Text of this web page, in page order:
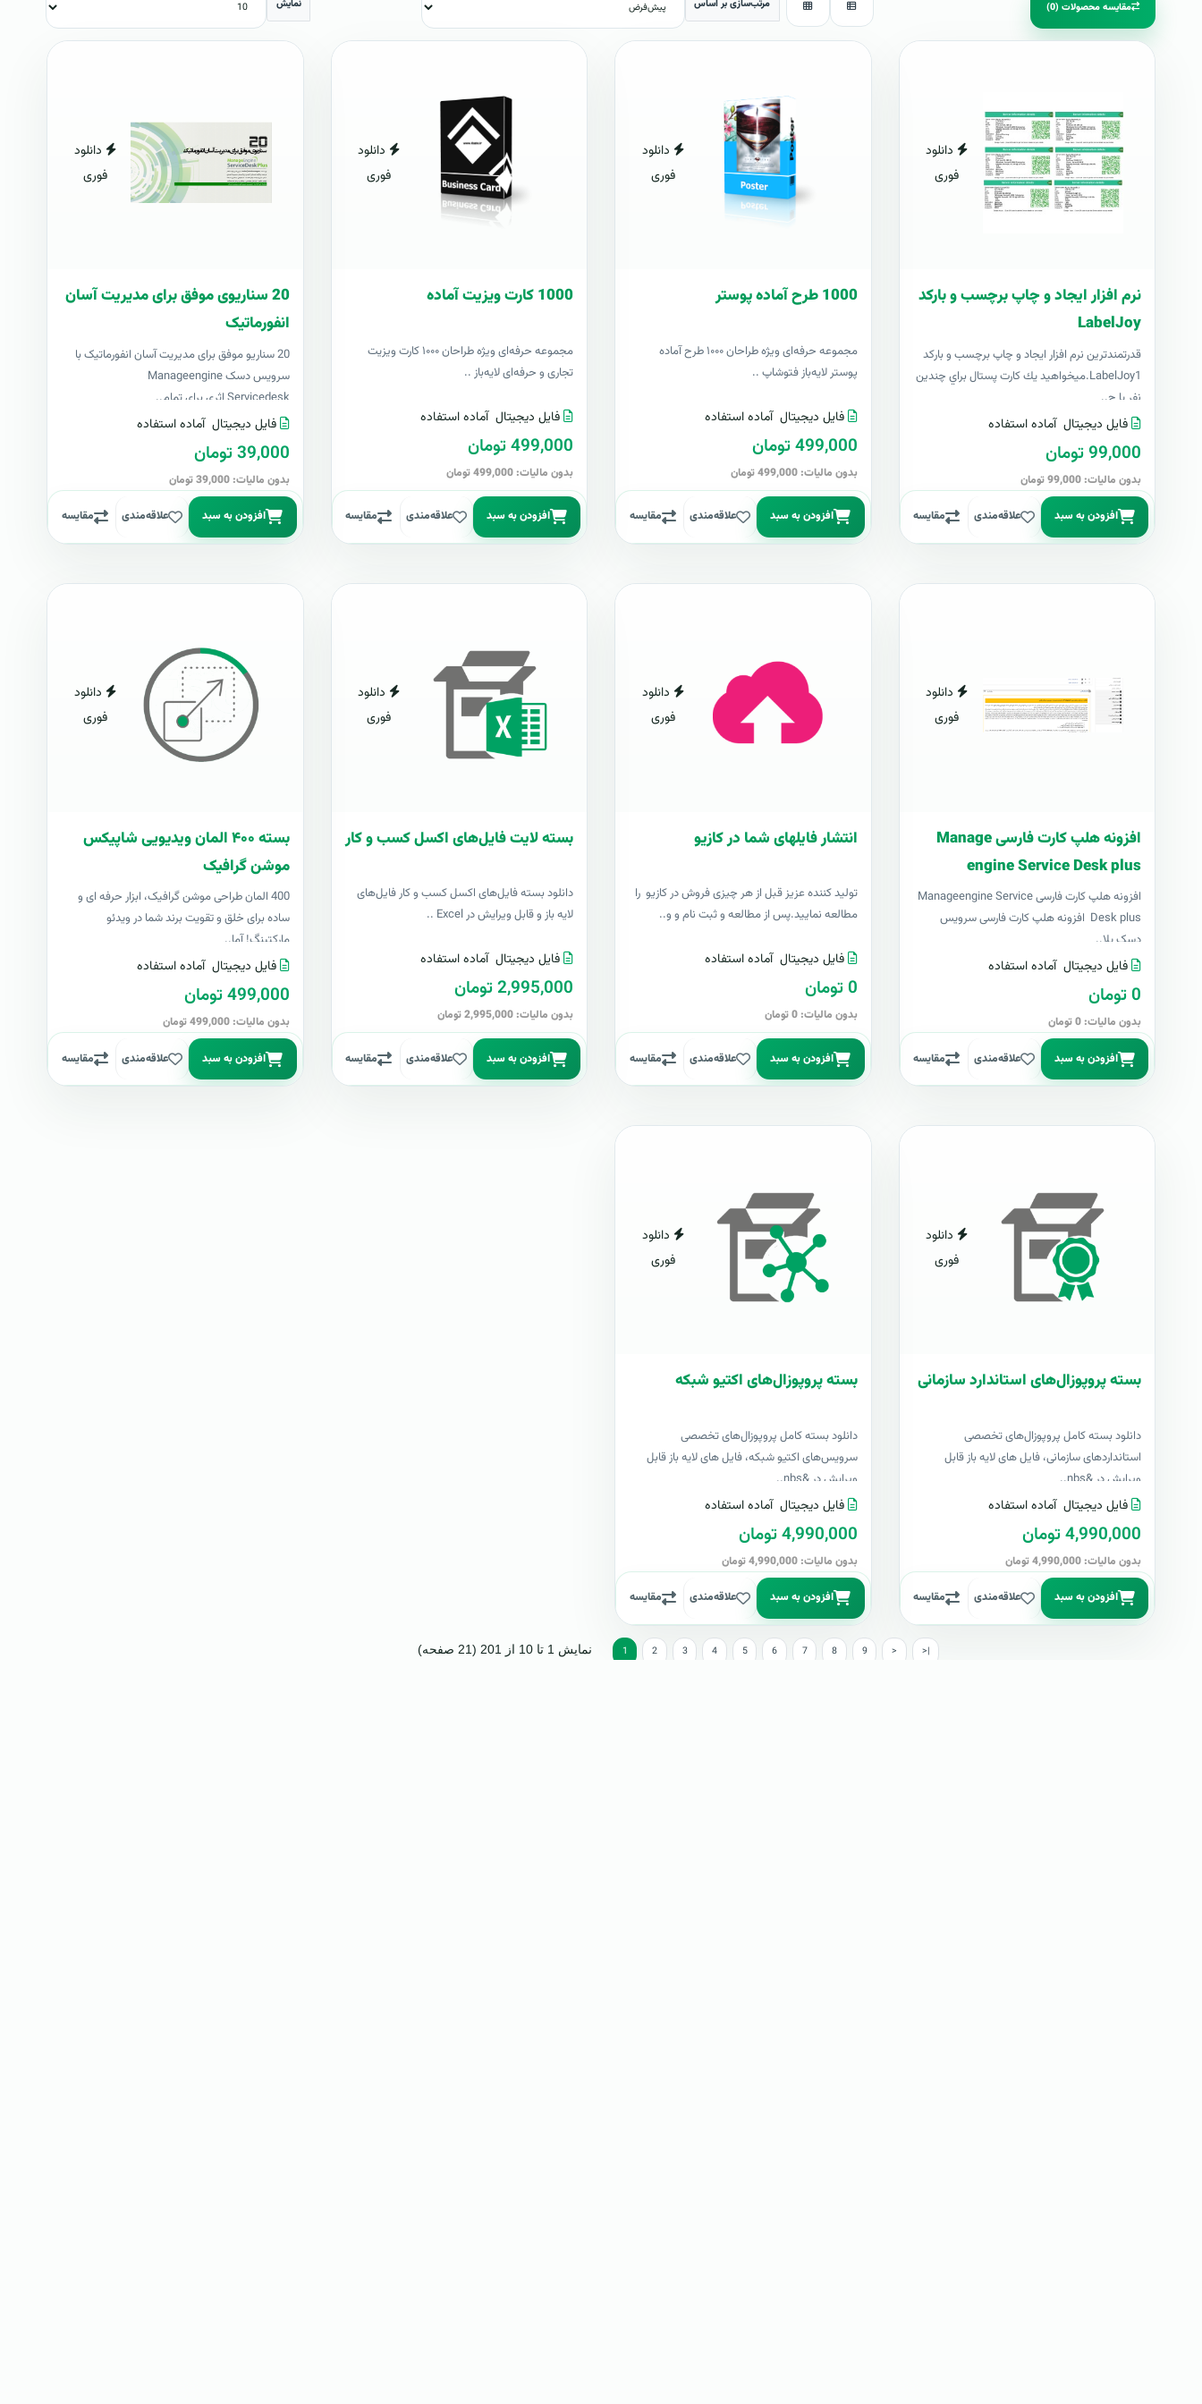
مقایسه محصولات (0) مرتب‌سازی بر اساس نمایش
دانلود
فوری
نرم افزار ایجاد و چاپ برچسب و بارکد
LabelJoy
قدرتمندترين نرم افزار ایجاد و چاپ برچسب و بارکد
LabelJoy1.ميخواهيد يك كارت پستال براي چندين
نفر يا چ..
فایل دیجیتال آماده استفاده
99,000 تومان
بدون مالیات: 99,000 تومان
افزودن به سبد علاقه‌مندی مقایسه
دانلود
فوری
1000 طرح آماده پوستر
مجموعه حرفه‌ای ویژه طراحان ۱۰۰۰ طرح آماده
پوستر لایه‌باز فتوشاپ ..
فایل دیجیتال آماده استفاده
499,000 تومان
بدون مالیات: 499,000 تومان
افزودن به سبد علاقه‌مندی مقایسه
دانلود
فوری
1000 کارت ويزيت آماده
مجموعه حرفه‌ای ویژه طراحان ۱۰۰۰ کارت ویزیت
تجاری و حرفه‌ای لایه‌باز ..
فایل دیجیتال آماده استفاده
499,000 تومان
بدون مالیات: 499,000 تومان
افزودن به سبد علاقه‌مندی مقایسه
دانلود
فوری
20 سناریوی موفق برای مدیریت آسان
انفورماتیک
20 سناریو موفق برای مدیریت آسان انفورماتیک با
سرویس دسک Manageengine
Servicedesk اثری برای تمام..
فایل دیجیتال آماده استفاده
39,000 تومان
بدون مالیات: 39,000 تومان
افزودن به سبد علاقه‌مندی مقایسه
دانلود
فوری
افزونه هلپ کارت فارسی Manage
engine Service Desk plus
افزونه هلپ کارت فارسی Manageengine Service
Desk plus افزونه هلپ کارت فارسی سرویس
دسک پلا..
فایل دیجیتال آماده استفاده
0 تومان
بدون مالیات: 0 تومان
افزودن به سبد علاقه‌مندی مقایسه
دانلود
فوری
انتشار فایلهای شما در کازیو
توليد کننده عزيز قبل از هر چیزی فروش در کازیو را
مطالعه نمایید.پس از مطالعه و ثبت نام و و..
فایل دیجیتال آماده استفاده
0 تومان
بدون مالیات: 0 تومان
افزودن به سبد علاقه‌مندی مقایسه
دانلود
فوری
بسته لایت فایل‌های اکسل کسب و کار
دانلود بسته فایل‌های اکسل کسب و کار فایل‌های
لایه باز و قابل ویرایش در Excel ..
فایل دیجیتال آماده استفاده
2,995,000 تومان
بدون مالیات: 2,995,000 تومان
افزودن به سبد علاقه‌مندی مقایسه
دانلود
فوری
بسته ۴۰۰ المان ویدیویی شاپیکس
موشن گرافیک
400 المان طراحی موشن گرافیک، ابزار حرفه ای و
ساده برای خلق و تقویت برند شما در ویدئو
مارکتینگ! آما..
فایل دیجیتال آماده استفاده
499,000 تومان
بدون مالیات: 499,000 تومان
افزودن به سبد علاقه‌مندی مقایسه
دانلود
فوری
بسته پروپوزال‌های استاندارد سازمانی
دانلود بسته کامل پروپوزال‌های تخصصی
استانداردهای سازمانی، فایل های لایه باز قابل
ویرایش در &nbs..
فایل دیجیتال آماده استفاده
4,990,000 تومان
بدون مالیات: 4,990,000 تومان
افزودن به سبد علاقه‌مندی مقایسه
دانلود
فوری
بسته پروپوزال‌های اکتیو شبکه
دانلود بسته کامل پروپوزال‌های تخصصی
سرویس‌های اکتیو شبکه، فایل های لایه باز قابل
ویرایش در &nbs..
فایل دیجیتال آماده استفاده
4,990,000 تومان
بدون مالیات: 4,990,000 تومان
افزودن به سبد علاقه‌مندی مقایسه
1 2 3 4 5 6 7 8 9 > >| نمایش 1 تا 10 از 201 (21 صفحه)